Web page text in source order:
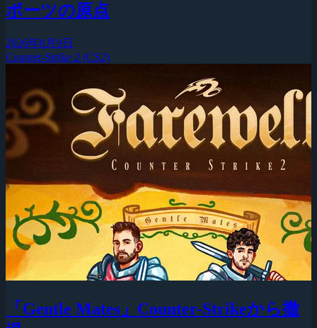
ポーツの原点
2026年8月9日
Counter-Strike 2 (CS2)
「Gentle Mates」Counter-Strikeから撤